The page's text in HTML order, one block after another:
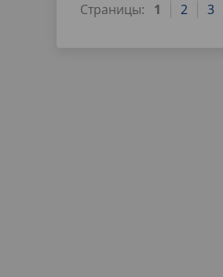
Страницы: 1 2 3